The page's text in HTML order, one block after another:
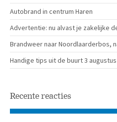
Autobrand in centrum Haren
Advertentie: nu alvast je zakelijke
Brandweer naar Noordlaarderbos,
Handige tips uit de buurt 3
Recente reacties